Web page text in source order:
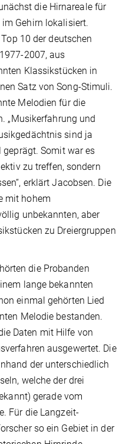
die Hirnareale für
Gehirn lokalisiert.
10 der deutschen
2007, aus
Klassikstücken in
Satz von Song-Stimuli.
Melodien für die
„Musikerfahrung und
sind ja
Somit war es
zu treffen, sondern
erklärt Jacobsen. Die
mit hohem
unbekannten, aber
zu Dreiergruppen
die Probanden
lange bekannten
einmal gehörten Lied
Melodie bestanden.
Daten mit Hilfe von
ausgewertet. Die
der unterschiedlich
welche der drei
gerade vom
Für die Langzeit-
so ein Gebiet in der